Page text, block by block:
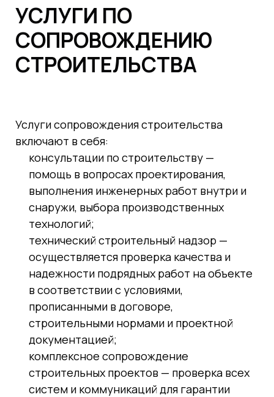
УСЛУГИ ПО
СОПРОВОЖДЕНИЮ
СТРОИТЕЛЬСТВА
Услуги сопровождения строительства
включают в себя:
консультации по строительству —
помощь в вопросах проектирования,
выполнения инженерных работ внутри и
снаружи, выбора производственных
технологий;
технический строительный надзор —
осуществляется проверка качества и
надежности подрядных работ на объекте
в соответствии с условиями,
прописанными в договоре,
строительными нормами и проектной
документацией;
комплексное сопровождение
строительных проектов — проверка всех
систем и коммуникаций для гарантии